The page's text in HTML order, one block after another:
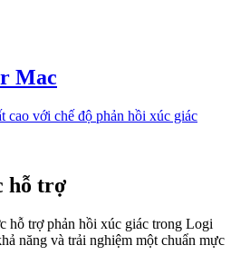
Mac
cao với chế độ phản hồi xúc giác
hỗ trợ
hỗ trợ phản hồi xúc giác trong Logi
năng và trải nghiệm một chuẩn mực